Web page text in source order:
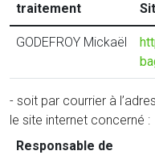
traitement
GODEFROY Mickaël
- soit par courrier à
le site internet concerné :
Responsable de